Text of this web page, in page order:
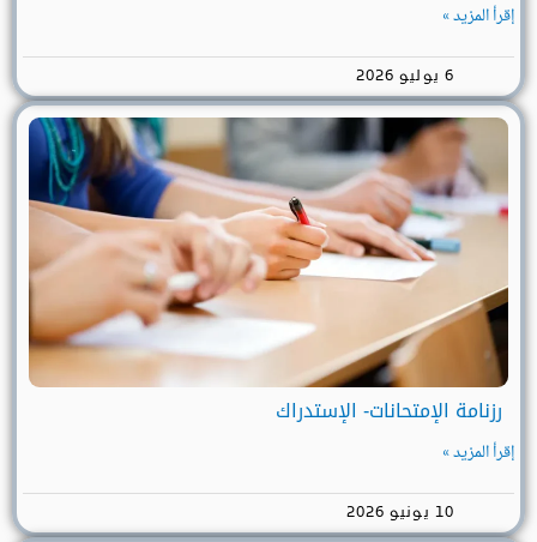
إقرأ المزيد »
رزنامة الإمتحانات- الإستدراك
إقرأ المزيد »
10 يونيو 2026